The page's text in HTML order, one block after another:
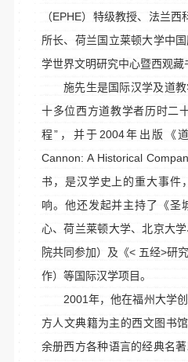
（EPHE）特级教授、法兰
所长、荷兰国立莱顿大学中
学世界文明研究中心暨西观藏
施先生是国际汉学及道
十多位西方道教学者历时二
程”，并于2004年出版《
Cannon: A Historical
书，是汉学史上的重大事件
响。他还发起并主持了《圣
心、荷兰莱顿大学、北京大
院共同参加）及《< 五经>研
作）等国际汉学项目。
2001年，他在福州大学
方人文典籍为主的西文图书
余册西方各种语言的经典名